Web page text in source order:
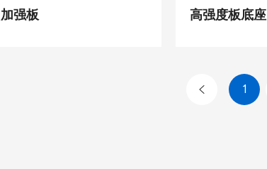
加强板 高强度板底座
1